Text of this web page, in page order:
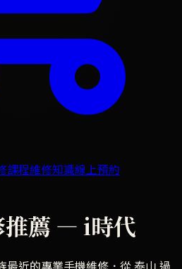
課程維修知識線上預約
推薦 — i時代
最近的專業手機維修． 從 泰山 過